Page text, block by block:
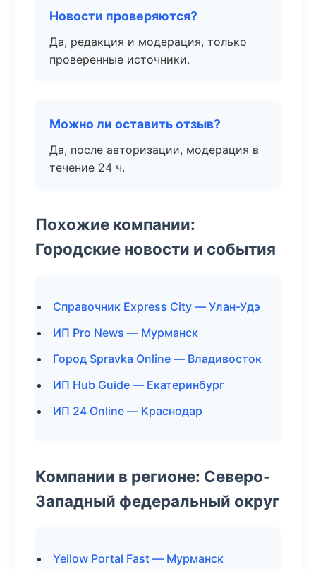
Новости проверяются?
Да, редакция и модерация, только
проверенные источники.
Можно ли оставить отзыв?
Да, после авторизации, модерация в
течение 24 ч.
Похожие компании:
Городские новости и события
Справочник Express City — Улан-Удэ
ИП Pro News — Мурманск
Город Spravka Online — Владивосток
ИП Hub Guide — Екатеринбург
ИП 24 Online — Краснодар
Компании в регионе: Северо-
Западный федеральный округ
Yellow Portal Fast — Мурманск